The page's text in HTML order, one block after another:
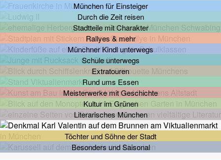
München für Einsteiger
Durch die Zeit reisen
Stadtteile mit Charakter
Rallyes & mehr
Münchner Kindl unterwegs
Schule unterwegs
Extratouren
Rund ums Essen
Meisterwerke mit Geschichte
Kultur im Grünen
Literarisches München
Töchter und Söhne der Stadt
Besonders und Saisonal